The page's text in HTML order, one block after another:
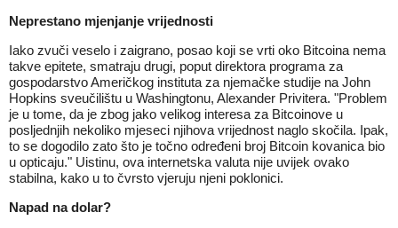
Neprestano mjenjanje vrijednosti
Iako zvuči veselo i zaigrano, posao koji se vrti oko Bitcoina nema
takve epitete, smatraju drugi, poput direktora programa za
gospodarstvo Američkog instituta za njemačke studije na John
Hopkins sveučilištu u Washingtonu, Alexander Privitera. "Problem
je u tome, da je zbog jako velikog interesa za Bitcoinove u
posljednjih nekoliko mjeseci njihova vrijednost naglo skočila. Ipak,
to se dogodilo zato što je točno određeni broj Bitcoin kovanica bio
u opticaju." Uistinu, ova internetska valuta nije uvijek ovako
stabilna, kako u to čvrsto vjeruju njeni poklonici.
Napad na dolar?